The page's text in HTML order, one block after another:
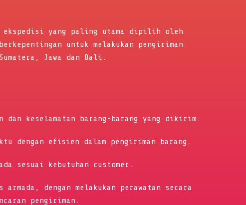
ekspedisi yang paling utama dipilih oleh
untuk melakukan pengiriman
Jawa dan Bali.
dan keselamatan barang-barang yang dikirim.
dengan efisien dalam pengiriman barang.
sesuai kebutuhan customer.
dengan melakukan perawatan secara
pengiriman.